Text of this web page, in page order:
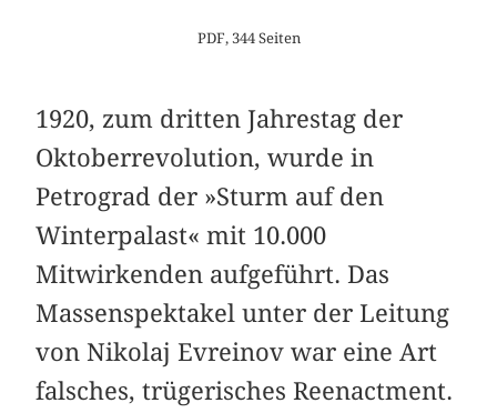
PDF, 344 Seiten
1920, zum dritten Jahrestag der
Oktoberrevolution, wurde in
Petrograd der »Sturm auf den
Winterpalast« mit 10.000
Mitwirkenden aufgeführt. Das
Massenspektakel unter der Leitung
von Nikolaj Evreinov war eine Art
falsches, trügerisches Reenactment.